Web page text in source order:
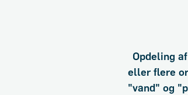
Opdeling
eller flere
"vand" og